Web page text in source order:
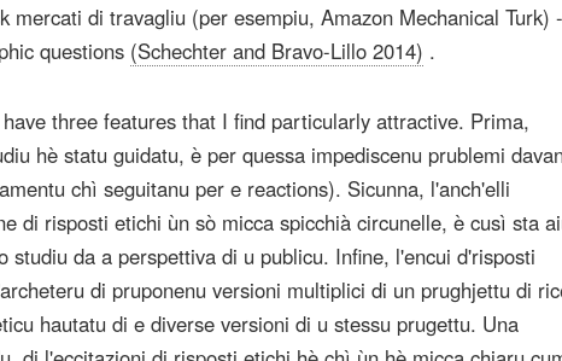
mercati di travagliu (per esempiu, Amazon Mechanical Turk)
questions (Schechter and Bravo-Lillo 2014) .
three features that I find particularly attractive. Prima,
hè statu guidatu, è per quessa impediscenu prublemi
chì seguitanu per e reactions). Sicunna, l'anch'elli
di risposti etichi ùn sò micca spicchià circunelle, è cusì sta
studiu da a perspettiva di u publicu. Infine, l'encui d'risposti
di pruponenu versioni multiplici di un prughjettu di
hautatu di e diverse versioni di u stessu prugettu. Una